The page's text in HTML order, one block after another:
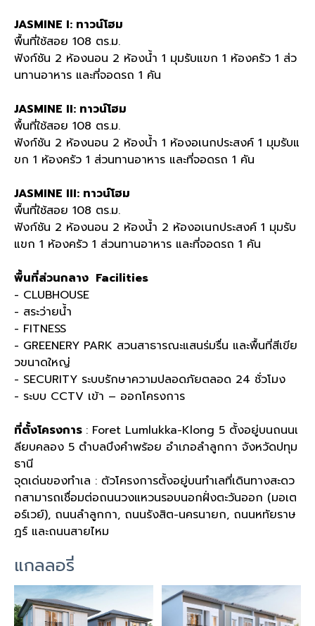
JASMINE I: ทาวน์โฮม
พื้นที่ใช้สอย 108 ตร.ม.
ฟังก์ชัน 2 ห้องนอน 2 ห้องน้ำ 1 มุมรับแขก 1 ห้องครัว 1 ส่ว
นทานอาหาร และที่จอดรถ 1 คัน
JASMINE II: ทาวน์โฮม
พื้นที่ใช้สอย 108 ตร.ม.
ฟังก์ชัน 2 ห้องนอน 2 ห้องน้ำ 1 ห้องอเนกประสงค์ 1 มุมรับแ
ขก 1 ห้องครัว 1 ส่วนทานอาหาร และที่จอดรถ 1 คัน
JASMINE III: ทาวน์โฮม
พื้นที่ใช้สอย 108 ตร.ม.
ฟังก์ชัน 2 ห้องนอน 2 ห้องน้ำ 2 ห้องอเนกประสงค์ 1 มุมรับ
แขก 1 ห้องครัว 1 ส่วนทานอาหาร และที่จอดรถ 1 คัน
พื้นที่ส่วนกลาง Facilities
- CLUBHOUSE
- สระว่ายน้ำ
- FITNESS
- GREENERY PARK สวนสาธารณะแสนร่มรื่น และพื้นที่สีเขีย
วขนาดใหญ่
- SECURITY ระบบรักษาความปลอดภัยตลอด 24 ชั่วโมง
- ระบบ CCTV เข้า – ออกโครงการ
ที่ตั้งโครงการ : Foret Lumlukka-Klong 5 ตั้งอยู่บนถนนเ
ลียบคลอง 5 ตำบลบึงคำพร้อย อำเภอลำลูกกา จังหวัดปทุม
ธานี
จุดเด่นของทำเล : ตัวโครงการตั้งอยู่บนทำเลที่เดินทางสะดว
กสามารถเชื่อมต่อถนนวงแหวนรอบนอกฝั่งตะวันออก (มอเต
อร์เวย์), ถนนลำลูกกา, ถนนรังสิต-นครนายก, ถนนหทัยราษ
ฎร์ และถนนสายไหม
แกลลอรี่